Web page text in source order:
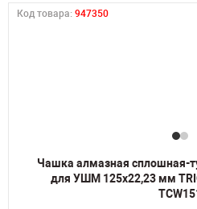
Код товара: 947350
Чашка алмазная сплошная-
для УШМ 125х22,23 мм